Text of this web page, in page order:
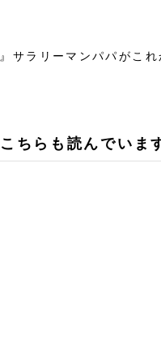
サラリーマンパパがこ
ちらも読んでいま